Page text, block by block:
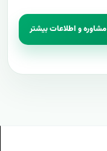
و اطلاعات بیشتر